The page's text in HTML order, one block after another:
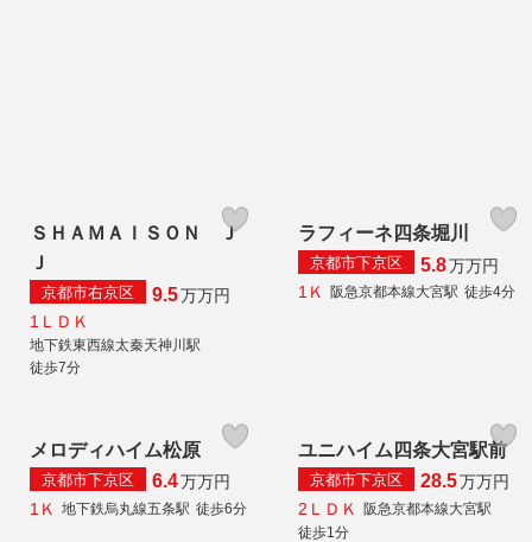
ＳＨＡＭＡＩＳＯＮ Ｊ
Ｊ
京都市右京区 9.5万万円
1ＬＤＫ
地下鉄東西線太秦天神川駅
徒歩7分
ラフィーネ四条堀川
京都市下京区 5.8万万円
1Ｋ
阪急京都本線大宮駅 徒歩4分
メロディハイム松原
京都市下京区 6.4万万円
1Ｋ
地下鉄烏丸線五条駅 徒歩6分
ユニハイム四条大宮駅前
京都市下京区 28.5万万円
2ＬＤＫ
阪急京都本線大宮駅
徒歩1分